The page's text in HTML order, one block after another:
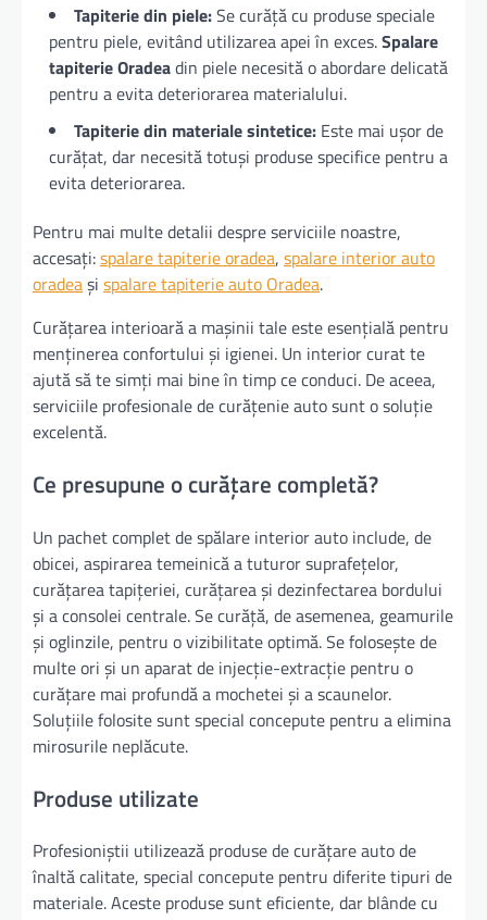
Tapiterie din piele:Se curăță cu produse speciale
pentru piele, evitând utilizarea apei în exces.Spalare
tapiterie Oradeadin piele necesită o abordare delicată
pentru a evita deteriorarea materialului.
Tapiterie din materiale sintetice: Este mai ușor de
curățat, dar necesită totuși produse specifice pentru a
evita deteriorarea.
Pentru mai multe detalii despre serviciile noastre,
accesați:spalare tapiterie oradea, spalare interior auto
oradeași spalare tapiterie auto Oradea.
Curățarea interioară a mașinii tale este esențială pentru
menținerea confortului și igienei. Un interior curat te
ajută să te simți mai bine în timp ce conduci. De aceea,
serviciile profesionale de curățenie auto sunt o soluție
excelentă.
Ce presupune o curățare completă?
Un pachet complet de spălare interior auto include, de
obicei, aspirarea temeinică a tuturor suprafețelor,
curățarea tapițeriei, curățarea și dezinfectarea bordului
și a consolei centrale. Se curăță, de asemenea, geamurile
și oglinzile, pentru o vizibilitate optimă. Se folosește de
multe ori și un aparat de injecție-extracție pentru o
curățare mai profundă a mochetei și a scaunelor.
Soluțiile folosite sunt special concepute pentru a elimina
mirosurile neplăcute.
Produse utilizate
Profesioniștii utilizează produse de curățare auto de
înaltă calitate, special concepute pentru diferite tipuri de
materiale. Aceste produse sunt eficiente, dar blânde cu